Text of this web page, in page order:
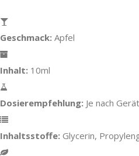
Geschmack: Apfel
Inhalt: 10ml
Dosierempfehlung: Je nach
Inhaltsstoffe: Glycerin,